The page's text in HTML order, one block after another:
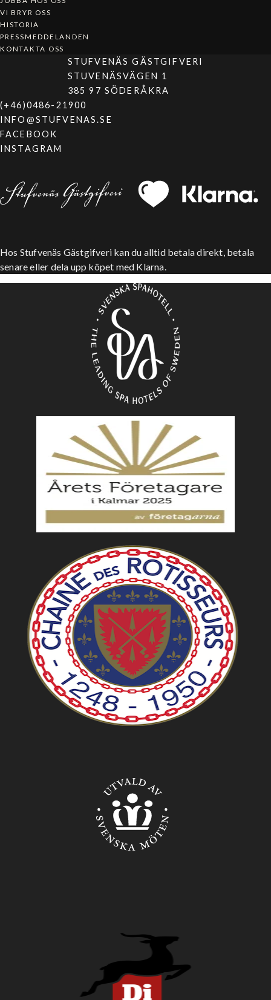
VI BRYR OSS
HISTORIA
PRESSMEDDELANDEN
KONTAKTA OSS
STUFVENÄS GÄSTGIFVERI
STUVENÄSVÄGEN 1
385 97 SÖDERÅKRA
(+46)0486-21900
INFO@STUFVENAS.SE
FACEBOOK
INSTAGRAM
Hos Stufvenäs Gästgifveri kan du alltid betala direkt, betala
senare eller dela upp köpet med Klarna.